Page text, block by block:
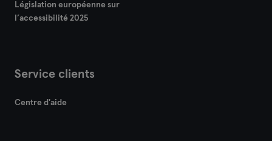
Législation européenne sur
l’accessibilité 2025
Service clients
Centre d'aide